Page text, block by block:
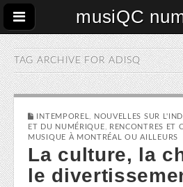
musiQC
TAG ARCHIVE FORADISQ
INTEMPOREL
NOUVELLES SUR
ET DU NUMÉRIQUE
RENCONTRES ET
MUSIQUE À MONTRÉAL OU AILLEURS
La culture, la
le